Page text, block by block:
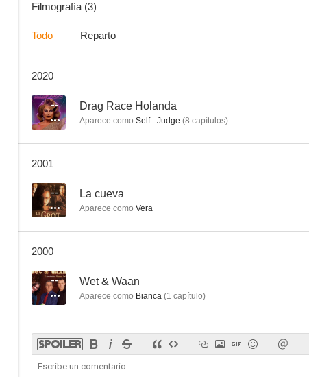
Filmografía (3)
Todo Reparto
2020
-- Drag Race Holanda
Aparece como Self - Judge (8 capítulos)
2001
-- La cueva
Aparece como Vera
2000
-- Wet & Waan
Aparece como Bianca (1 capítulo)